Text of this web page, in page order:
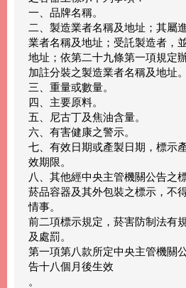
一、品牌名稱。
二、製造業者名稱及地址；其屬
業者名稱及地址；受託製造者，
地址；依第二十九條第一項規定
加註分裝之製造業者名稱及地址。
三、重量或數量。
四、主要原料。
五、尼古丁及焦油含量。
六、有害健康之警示。
七、有效日期或產製日期，標示
效期限。
八、其他經中央主管機關公告之
菸品容器及其外包裝之標示，不
情事。
前二項標示規定，菸害防制法有
及處罰。
第一項第八款所定中央主管機關
告十八個月後生效
。